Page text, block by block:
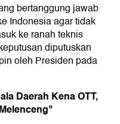
bertanggung jawab
Indonesia agar tidak
ke ranah teknis
diputuskan
oleh Presiden pada
Daerah Kena OTT,